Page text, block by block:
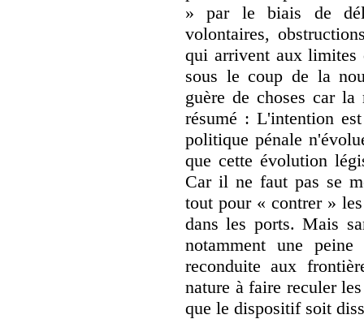
» par le biais de
volontaires,
qui arrivent aux limites
sous le coup de la
guère de choses car la
résumé : L'intention
politique pénale
que cette évolution
Car il ne faut pas se
tout pour « contrer »
dans les ports. Mais
notamment une
reconduite aux
nature à faire reculer
que le dispositif soit